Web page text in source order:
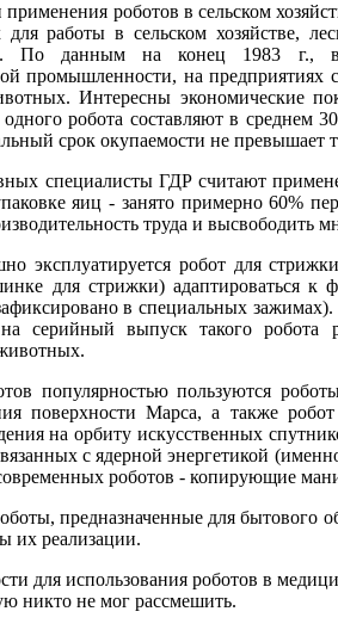
роботов в сельском
для работы в сельском хозяйстве,
По данным на конец 1983 г.,
промышленности, на предприятиях
Интересны экономические
робота составляют в среднем
срок окупаемости не превышает
специалисты ГДР считают
яиц - занято примерно 60%
труда и высвободить
эксплуатируется робот для
для стрижки) адаптироваться к
в специальных
серийный выпуск такого робота
популярностью пользуются
поверхности Марса, а также робот
на орбиту искусственных
с ядерной энергетикой
роботов - копирующие
предназначенные для бытового
их реализации.
для использования роботов в
никто не мог рассмешить.